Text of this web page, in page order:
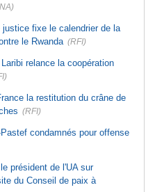
justice fixe le calendrier de la
le Rwanda (RFI)
relance la coopération
la restitution du crâne de
(RFI)
condamnés pour offense
président de l'UA sur
du Conseil de paix à